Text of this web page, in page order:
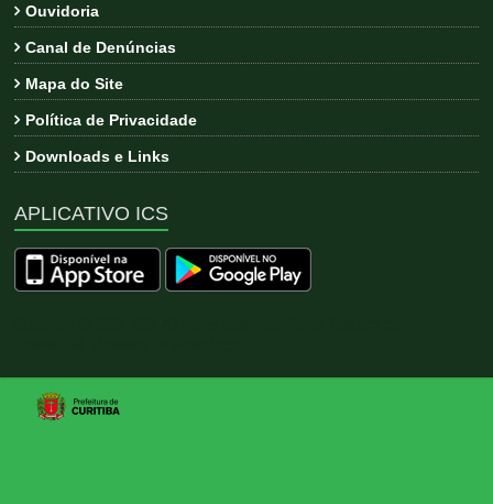
Ouvidoria
Canal de Denúncias
Mapa do Site
Política de Privacidade
Downloads e Links
APLICATIVO ICS